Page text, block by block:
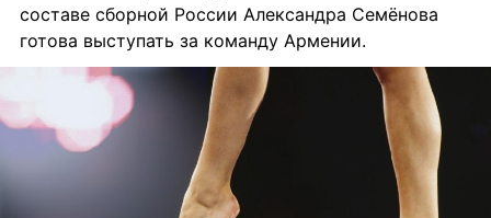
составе сборной России Александра Семёнова
готова выступать за команду Армении.